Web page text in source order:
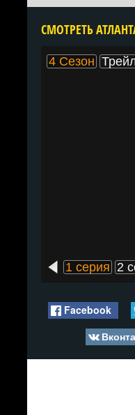
4 Сезон
1 серия 2
Facebook